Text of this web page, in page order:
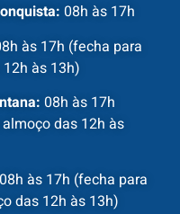
08h às 17h
às 17h (fecha para
às 13h)
08h às 17h
das 12h às
08h às 17h (fecha para
das 12h às 13h)